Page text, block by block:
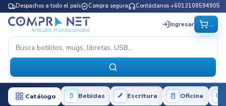
Despachos a todo el país Compra segura Contáctanos +6013108594905
Ingresar ...
Catálogo Bebidas Escritura Oficina